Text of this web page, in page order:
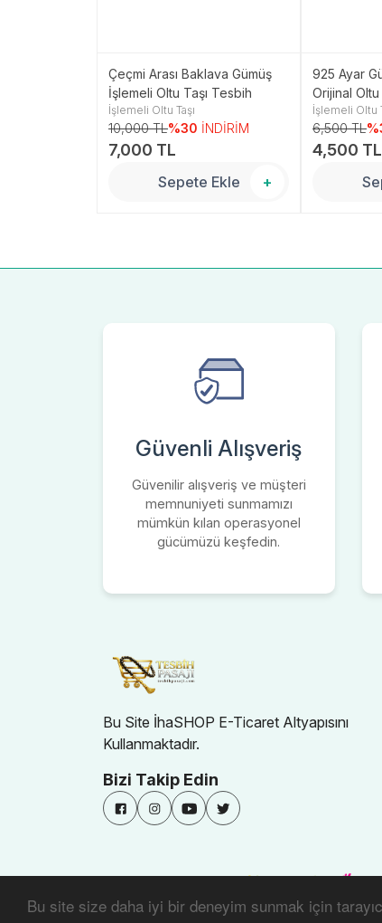
Bu site size daha iyi bir deneyim sunmak için
Çeçmi Arası Baklava Gümüş
İşlemeli Oltu Taşı Tesbih
İşlemeli Oltu Taşı
10,000 TL%30 İNDİRİM
7,000 TL
Sepete Ekle +
925 Ayar
Orijinal Oltu
İşlemeli Oltu
6,500 TL
4,500 TL
Güvenli Alışveriş
Güvenilir alışveriş ve müşteri
memnuniyeti sunmamızı
mümkün kılan operasyonel
gücümüzü keşfedin.
Bu Site İhaSHOP E-Ticaret Altyapısını
Kullanmaktadır.
Bizi Takip Edin